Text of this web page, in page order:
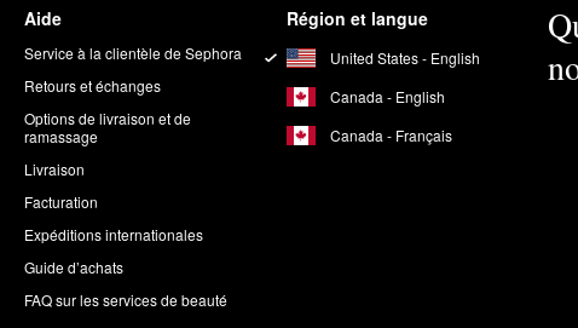
Aide
Service à la clientèle de Sephora
Retours et échanges
Options de livraison et de
ramassage
Livraison
Facturation
Expéditions internationales
Guide d’achats
FAQ sur les services de beauté
Région et langue
United States - English
Canada - English
Canada - Français